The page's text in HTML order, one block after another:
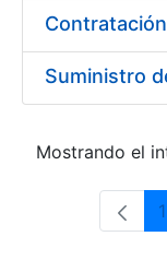
Mostrando el
1